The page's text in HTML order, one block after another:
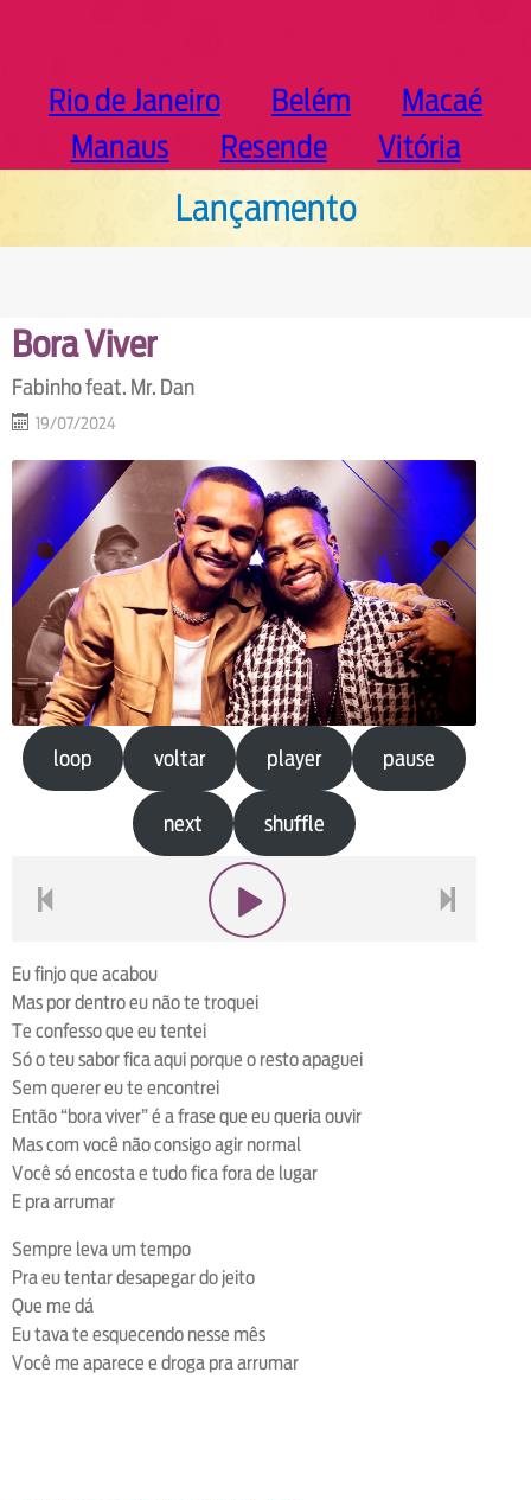
Rio de Janeiro Belém
Macaé
Manaus
Resende Vitória
Lançamento
Bora Viver
Fabinho feat. Mr. Dan
19/07/2024
loop voltar player pause
next shuffle
Eu finjo que acabou
Mas por dentro eu não te troquei
Te confesso que eu tentei
Só o teu sabor fica aqui porque o resto apaguei
Sem querer eu te encontrei
Então “bora viver” é a frase que eu queria ouvir
Mas com você não consigo agir normal
Você só encosta e tudo fica fora de lugar
E pra arrumar
Sempre leva um tempo
Pra eu tentar desapegar do jeito
Que me dá
Eu tava te esquecendo nesse mês
Você me aparece e droga pra arrumar